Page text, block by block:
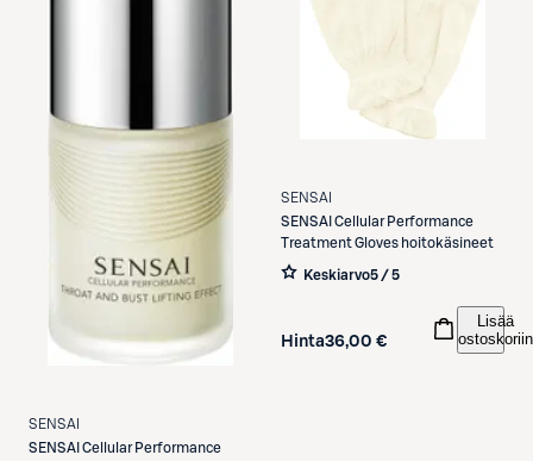
SENSAI
SENSAI Cellular Performance
SENSAI
SENSAI Cellular Performance
Treatment Gloves hoitokäsineet
Keskiarvo5 / 5
Hinta36,00 €
Lisää
ostoskoriin